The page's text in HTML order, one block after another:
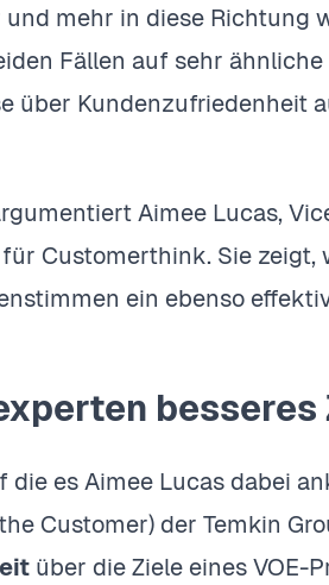
mehr in diese Richtung
Fällen auf sehr
über Kundenzufriedenheit
Aimee Lucas,
Customerthink. Sie
ein ebenso
besseres
die es Aimee Lucas dabei
Customer) der Temkin
über die Ziele eines VOE-